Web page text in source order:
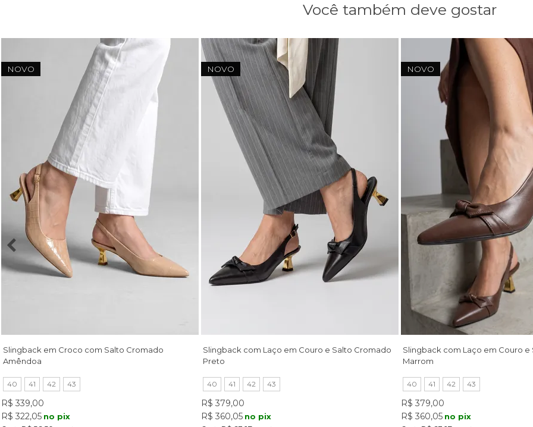
Você também deve gostar
NOVO
Slingback em Croco com Salto Cromado
Amêndoa
40 41 42 43
R$ 339,00
R$ 322,05 no pix
NOVO
Slingback com Laço em Couro e Salto Cromado
Preto
40 41 42 43
R$ 379,00
R$ 360,05 no pix
NOVO
Slingback com Laço em Couro
Marrom
40 41 42 43
R$ 379,00
R$ 360,05 no pix